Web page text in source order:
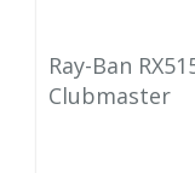
Ray-Ban
Clubmaster